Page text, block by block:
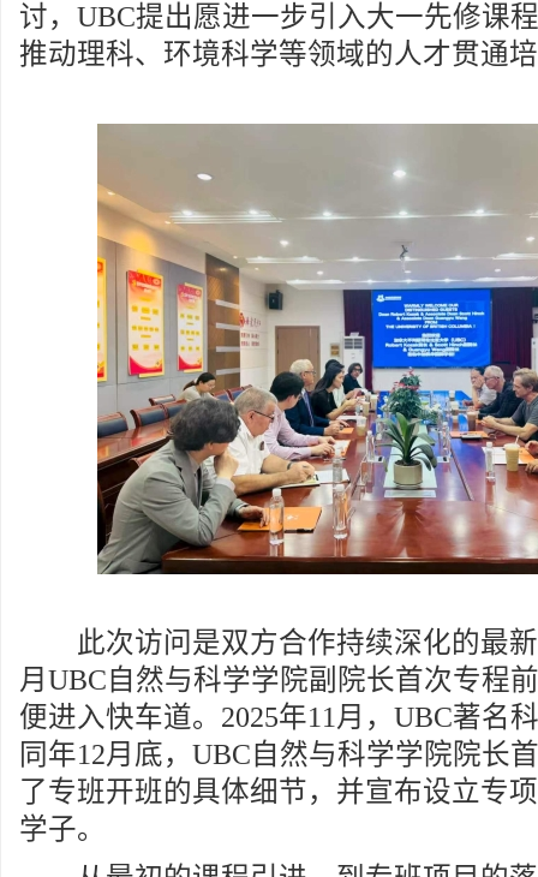
讨，UBC提出愿进一步引入大一先修课
推动理科、环境科学等领域的人才贯通
此次访问是双方合作持续深化的最新
月UBC自然与科学学院副院长首次专程
便进入快车道。2025年11月，UBC著名
同年12月底，UBC自然与科学学院院长
了专班开班的具体细节，并宣布设立专
学子。